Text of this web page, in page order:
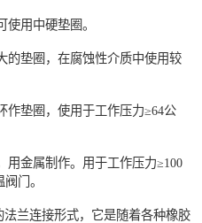
用中硬垫圈。
垫圈，在腐蚀性介质中使用较
垫圈，使用于工作压力≥64公
金属制作。用于工作压力≥100
门。
兰连接形式，它是随着各种橡胶